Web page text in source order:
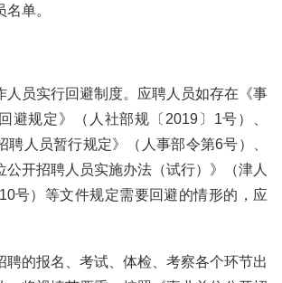
单。
人员实行回避制度。应聘人员如存在《事
避规定》（人社部规〔2019〕1号）、
聘人员暂行规定》（人事部令第6号）、
公开招聘人员实施办法（试行）》（津人
号）等文件规定需要回避的情形的，应
聘的报名、考试、体检、考察各个环节出